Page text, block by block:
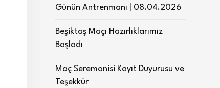
Günün Antrenmanı | 08.04.2026
Beşiktaş Maçı Hazırlıklarımız
Başladı
Maç Seremonisi Kayıt Duyurusu ve
Teşekkür